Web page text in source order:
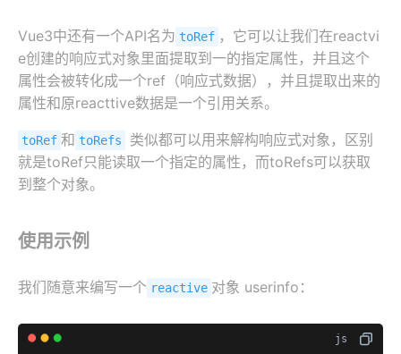
Vue3中还有一个API名为 toRef ，它可以让我们在reactvi
e创建的响应式对象里面提取到一的指定属性，并且这个
属性会被转化成一个ref（响应式数据），并且提取出来的
属性和原reacttive数据是一个引用关系。
toRef 和 toRefs
类似都可以用来解构响应式对象，区别
就是toRef只能读取一个指定的属性，而toRefs可以获取
到整个对象。
使用示例
我们随意来编写一个 reactive 对象 userinfo：